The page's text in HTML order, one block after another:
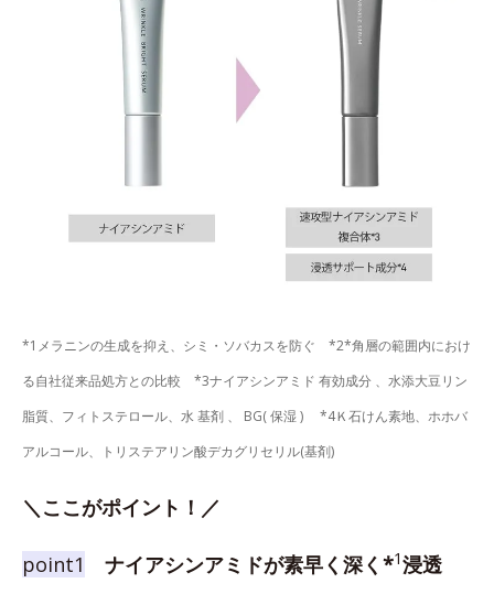
*1メラニンの生成を抑え、シミ・ソバカスを防ぐ *2*角層の範囲内におけ
る自社従来品処方との比較 *3ナイアシンアミド 有効成分 、水添大豆リン
脂質、フィトステロール、水 基剤 、 BG( 保湿 ) *4Ｋ石けん素地、ホホバ
アルコール、トリステアリン酸デカグリセリル(基剤)
＼ここがポイント！／
point1 ナイアシンアミドが素早く深く*1浸透